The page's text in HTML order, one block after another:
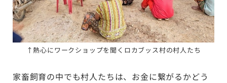
↑熱心にワークショップを聞くロカブッス村の村人たち
家畜飼育の中でも村人たちは、お金に繋がるかどう